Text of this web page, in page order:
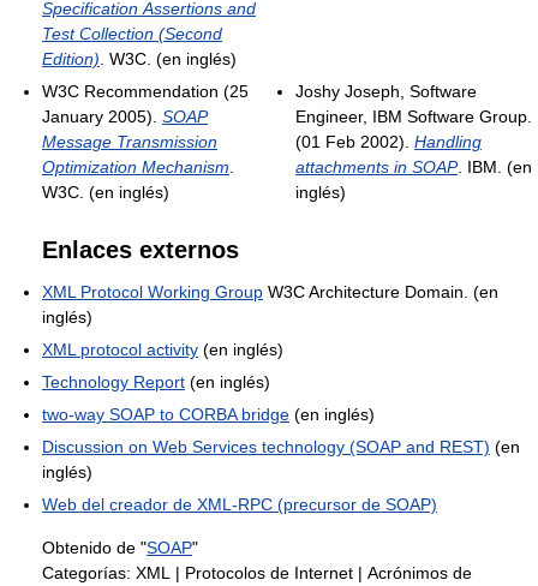
Specification Assertions and
Test Collection (Second
Edition). W3C. (en inglés)
W3C Recommendation (25
January 2005). SOAP
Message Transmission
Optimization Mechanism.
W3C. (en inglés)
Joshy Joseph, Software
Engineer, IBM Software Group.
(01 Feb 2002). Handling
attachments in SOAP. IBM. (en
inglés)
Enlaces externos
XML Protocol Working Group W3C Architecture Domain. (en
inglés)
XML protocol activity (en inglés)
Technology Report (en inglés)
two-way SOAP to CORBA bridge (en inglés)
Discussion on Web Services technology (SOAP and REST) (en
inglés)
Web del creador de XML-RPC (precursor de SOAP)
Obtenido de "SOAP"
Categorías: XML | Protocolos de Internet | Acrónimos de